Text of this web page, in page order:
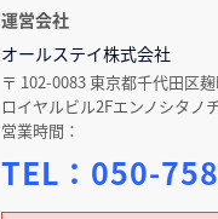
運営会社
オールステイ株式会社
〒 102-0083 東京都千代田区
ロイヤルビル2Fエンノシタノ
営業時間：
TEL： 050-